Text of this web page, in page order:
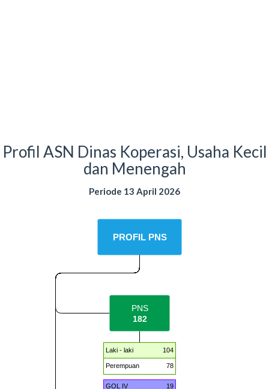
Profil ASN Dinas Koperasi, Usaha Kecil
dan Menengah
Periode 13 April 2026
PROFIL PNS
PNS
182
Laki - laki 104
Perempuan 78
GOL IV
19